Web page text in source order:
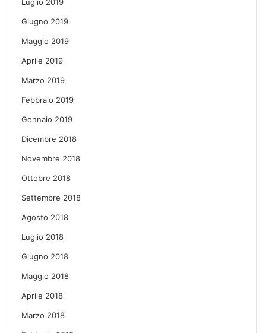
Giugno 2019
Maggio 2019
Aprile 2019
Marzo 2019
Febbraio 2019
Gennaio 2019
Dicembre 2018
Novembre 2018
Ottobre 2018
Settembre 2018
Agosto 2018
Luglio 2018
Giugno 2018
Maggio 2018
Aprile 2018
Marzo 2018